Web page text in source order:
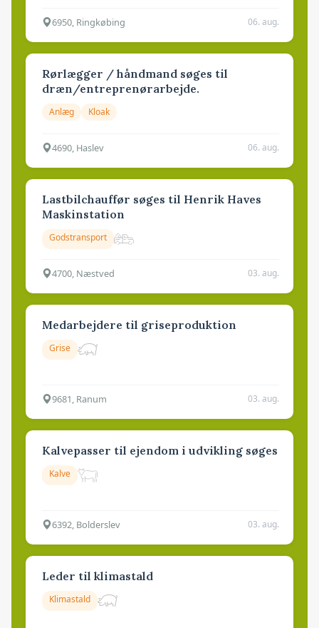
6950, Ringkøbing 06. aug.
Rørlægger / håndmand søges til
dræn/entreprenørarbejde.
Anlæg Kloak
4690, Haslev 06. aug.
Lastbilchauffør søges til Henrik Haves
Maskinstation
Godstransport
4700, Næstved 03. aug.
Medarbejdere til griseproduktion
Grise
9681, Ranum 03. aug.
Kalvepasser til ejendom i udvikling søges
Kalve
6392, Bolderslev 03. aug.
Leder til klimastald
Klimastald